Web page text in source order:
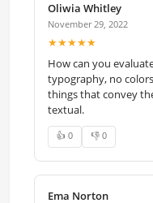
Oliwia Whitley
November 29, 2022
★★★★★
How can you
typography, no
things that convey
textual.
👍 0 👎 0
Ema Norton